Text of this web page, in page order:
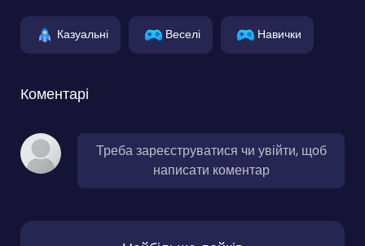
Казуальні Веселі Навички
Коментарі
Треба зареєструватися чи увійти, щоб
написати коментар